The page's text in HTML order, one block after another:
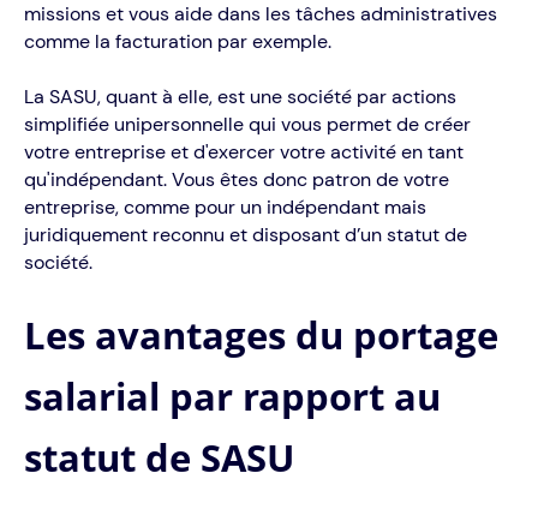
missions et vous aide dans les tâches administratives
comme la facturation par exemple.
La SASU, quant à elle, est une société par actions
simplifiée unipersonnelle qui vous permet de créer
votre entreprise et d'exercer votre activité en tant
qu'indépendant. Vous êtes donc patron de votre
entreprise, comme pour un indépendant mais
juridiquement reconnu et disposant d’un statut de
société.
Les avantages du portage
salarial par rapport au
statut de SASU